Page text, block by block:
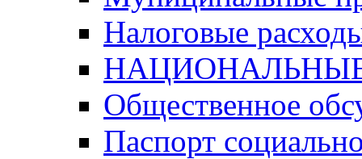
Налоговые
Общественное
Паспорт